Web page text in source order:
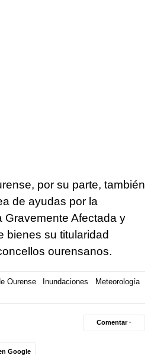
por su parte, también
de ayudas por la
Gravemente Afectada y
bienes su titularidad
ourensanos.
Ourense Inundaciones
Meteorología
Google
Comentar ·